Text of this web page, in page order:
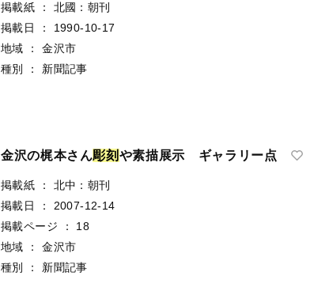
掲載紙 ：
北國：朝刊
掲載日
：
1990-10-17
地域
：
金沢市
種別
： 新聞記事
金沢の梶本さん彫刻 や素描展示 ギャラリー点
掲載紙 ：
北中：朝刊
掲載日
：
2007-12-14
掲載ページ
：
18
地域
：
金沢市
種別
： 新聞記事